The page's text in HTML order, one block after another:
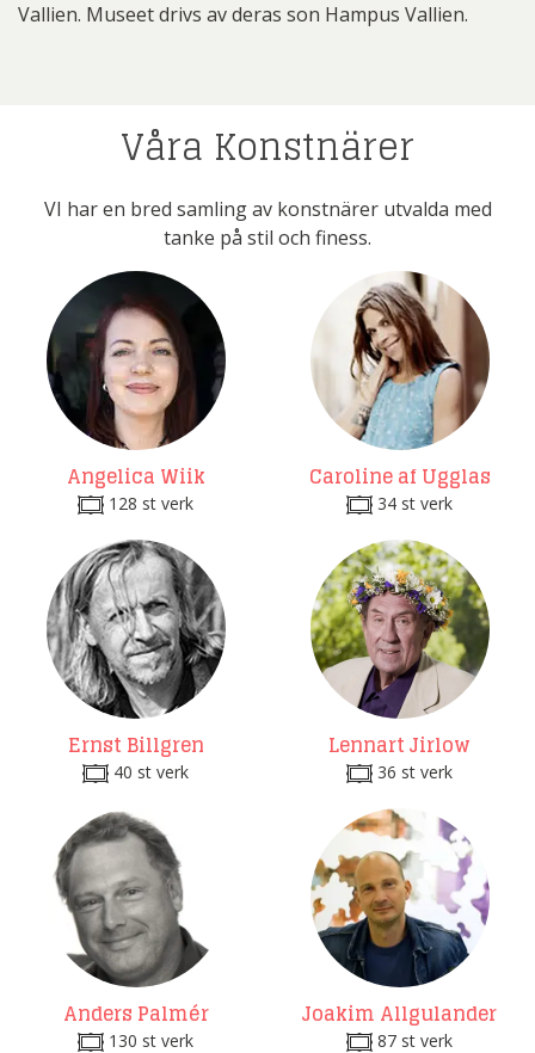
Vallien. Museet drivs av deras son Hampus Vallien.
Våra Konstnärer
VI har en bred samling av konstnärer utvalda med
tanke på stil och finess.
Angelica Wiik
128 st verk
Caroline af Ugglas
34 st verk
Ernst Billgren
40 st verk
Lennart Jirlow
36 st verk
Anders Palmér
130 st verk
Joakim Allgulander
87 st verk